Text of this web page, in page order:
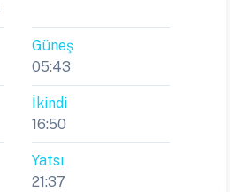
Güneş
05:43
İkindi
16:50
Yatsı
21:37